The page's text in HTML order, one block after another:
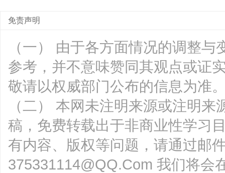
免责声明
（一） 由于各方面情况的调整
参考，并不意味赞同其观点或证
敬请以权威部门公布的信息为准
（二） 本网未注明来源或注明
稿，免费转载出于非商业性学习
有内容、版权等问题，请通过邮
375331114@QQ.Com 我们将会